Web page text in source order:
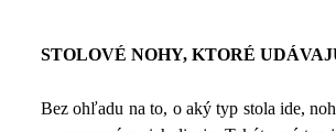
STOLOVÉ NOHY, KTORÉ
Bez ohľadu na to, o aký typ stola ide,